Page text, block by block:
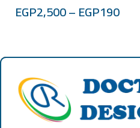
EGP190
–
EGP2,500